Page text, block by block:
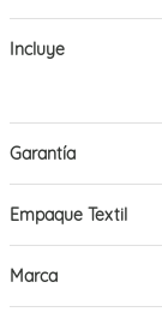
Incluye
Garantía
Empaque Textil
Marca